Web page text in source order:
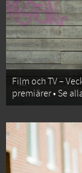
Film och TV –
premiärer • Se